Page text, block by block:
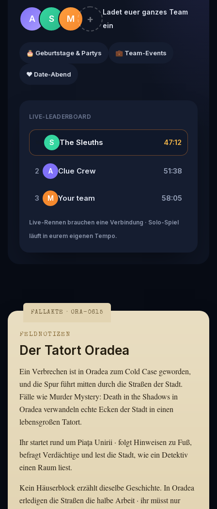
A S M +
Ladet euer ganzes Team
ein
🎂 Geburtstage & Partys 💼 Team-Events
❤️ Date-Abend
LIVE-LEADERBOARD
S The Sleuths 47:12
2 A Clue Crew 51:38
3 M Your team 58:05
Live-Rennen brauchen eine Verbindung · Solo-Spiel
läuft in eurem eigenen Tempo.
FALLAKTE · ORA-0615
FELDNOTIZEN
Der Tatort Oradea
Ein Verbrechen ist in Oradea zum Cold Case geworden,
und die Spur führt mitten durch die Straßen der Stadt.
Fälle wie Murder Mystery: Death in the Shadows in
Oradea verwandeln echte Ecken der Stadt in einen
lebensgroßen Tatort.
Ihr startet rund um Piața Unirii · folgt Hinweisen zu Fuß,
befragt Verdächtige und lest die Stadt, wie ein Detektiv
einen Raum liest.
Kein Häuserblock erzählt dieselbe Geschichte. In Oradea
erledigen die Straßen die halbe Arbeit · ihr müsst nur